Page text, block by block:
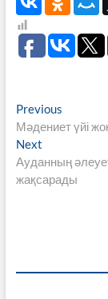
по
записям
PreviousPrevious
post:
Мәдениет үйі
NextNext
post:
Ауданның
жақсарады